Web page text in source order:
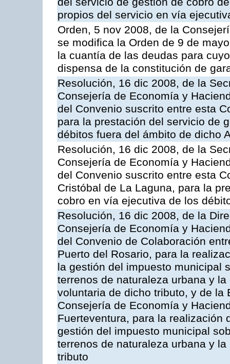
propios del servicio en vía
Orden, 5 nov 2008, de la
se modifica la Orden de 9 de
la cuantía de las deudas para
dispensa de la constitución de
Resolución, 16 dic 2008, de la
Consejería de Economía y
del Convenio suscrito entre esta
para la prestación del servicio de
débitos fuera del ámbito de dicho
Resolución, 16 dic 2008, de la
Consejería de Economía y
del Convenio suscrito entre esta
Cristóbal de La Laguna, para la
cobro en vía ejecutiva de los
Resolución, 16 dic 2008, de la
Consejería de Economía y
del Convenio de Colaboración
Puerto del Rosario, para la
la gestión del impuesto municipal
terrenos de naturaleza urbana y
voluntaria de dicho tributo, y de la
Consejería de Economía y
Fuerteventura, para la realización
gestión del impuesto municipal
terrenos de naturaleza urbana y
tributo